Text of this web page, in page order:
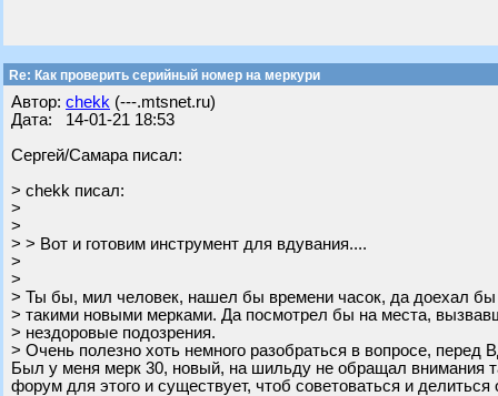
Re: Как проверить серийный номер на меркури
Автор: chekk (---.mtsnet.ru)
Дата: 14-01-21 18:53
Сергей/Самара писал:
> chekk писал:
>
>
> > Вот и готовим инструмент для вдувания....
>
>
> Ты бы, мил человек, нашел бы времени часок, да доехал бы
> такими новыми мерками. Да посмотрел бы на места,
> нездоровые подозрения.
> Очень полезно хоть немного разобраться в вопросе,
Был у меня мерк 30, новый, на шильду не обращал внимания
форум для этого и существует, чтоб советоваться и